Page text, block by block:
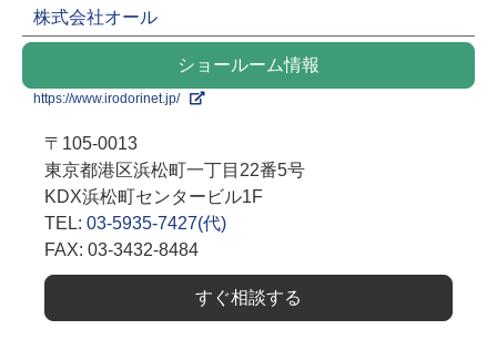
株式会社オール
ショールーム情報
https://www.irodorinet.jp/
〒105-0013
東京都港区浜松町一丁目22番5号
KDX浜松町センタービル1F
TEL: 03-5935-7427(代)
FAX: 03-3432-8484
すぐ相談する